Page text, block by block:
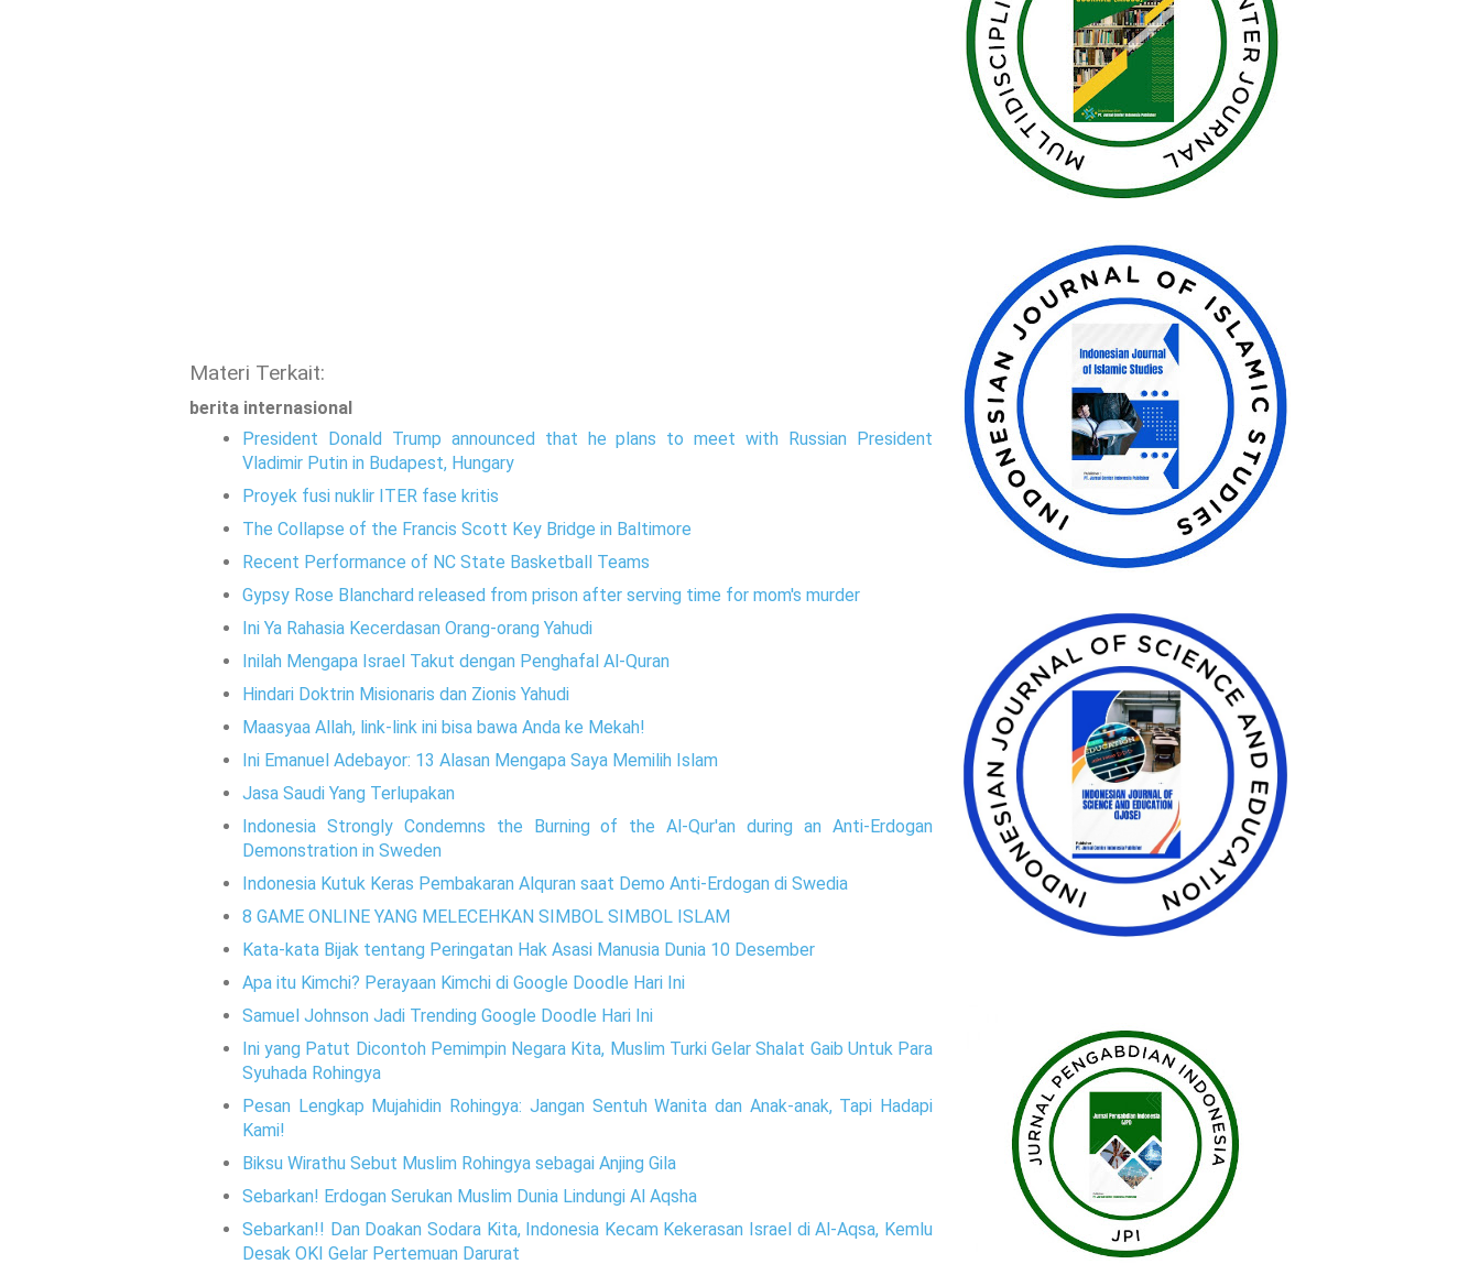
Materi Terkait:
berita internasional
President Donald Trump announced that he plans to meet with Russian President
Vladimir Putin in Budapest, Hungary
Proyek fusi nuklir ITER fase kritis
The Collapse of the Francis Scott Key Bridge in Baltimore
Recent Performance of NC State Basketball Teams
Gypsy Rose Blanchard released from prison after serving time for mom's murder
Ini Ya Rahasia Kecerdasan Orang-orang Yahudi
Inilah Mengapa Israel Takut dengan Penghafal Al-Quran
Hindari Doktrin Misionaris dan Zionis Yahudi
Maasyaa Allah, link-link ini bisa bawa Anda ke Mekah!
Ini Emanuel Adebayor: 13 Alasan Mengapa Saya Memilih Islam
Jasa Saudi Yang Terlupakan
Indonesia Strongly Condemns the Burning of the Al-Qur'an during an Anti-Erdogan
Demonstration in Sweden
Indonesia Kutuk Keras Pembakaran Alquran saat Demo Anti-Erdogan di Swedia
8 GAME ONLINE YANG MELECEHKAN SIMBOL SIMBOL ISLAM
Kata-kata Bijak tentang Peringatan Hak Asasi Manusia Dunia 10 Desember
Apa itu Kimchi? Perayaan Kimchi di Google Doodle Hari Ini
Samuel Johnson Jadi Trending Google Doodle Hari Ini
Ini yang Patut Dicontoh Pemimpin Negara Kita, Muslim Turki Gelar Shalat Gaib Untuk Para
Syuhada Rohingya
Pesan Lengkap Mujahidin Rohingya: Jangan Sentuh Wanita dan Anak-anak, Tapi Hadapi
Kami!
Biksu Wirathu Sebut Muslim Rohingya sebagai Anjing Gila
Sebarkan! Erdogan Serukan Muslim Dunia Lindungi Al Aqsha
Sebarkan!! Dan Doakan Sodara Kita, Indonesia Kecam Kekerasan Israel di Al-Aqsa, Kemlu
Desak OKI Gelar Pertemuan Darurat